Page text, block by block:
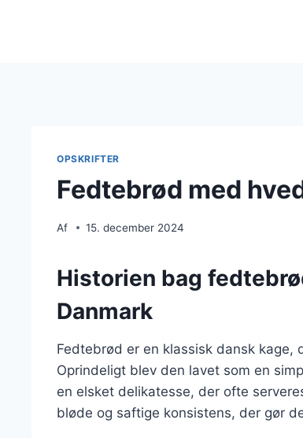
OPSKRIFTER
Fedtebrød med
Af 15. december 2024
Historien bag
Danmark
Fedtebrød er en klassisk dansk
Oprindeligt blev den lavet som en
en elsket delikatesse, der ofte
bløde og saftige konsistens, der gør